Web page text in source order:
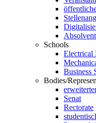
Schools
Electrical
Business
Bodies/
Senat
Rectorate